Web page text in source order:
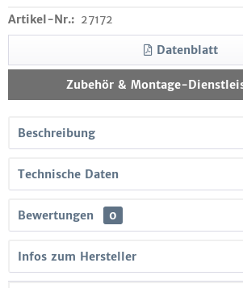
Artikel-Nr.: 27172
Datenblatt
Zubehör & Montage-
Beschreibung
Technische Daten
Bewertungen 0
Infos zum Hersteller